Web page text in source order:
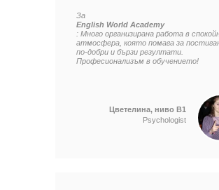
За
English World Academy
: Много организирана работа в
атмосфера, която помага за
по-добри и бързи резултати.
Професионализъм в обучението!
Цветелина, ниво B1
Psychologist